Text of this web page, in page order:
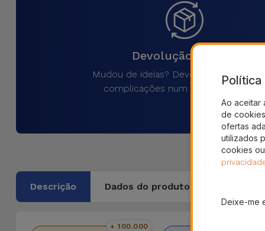
Devolução 30 Dias
Mudou de ideias? Devolva o produto
complicações num prazo de 30 dias.
Descrição Dados do produto
+ 100.000
Política
Ao aceitar
de
ofertas
utilizados
cookies
Deixe-me